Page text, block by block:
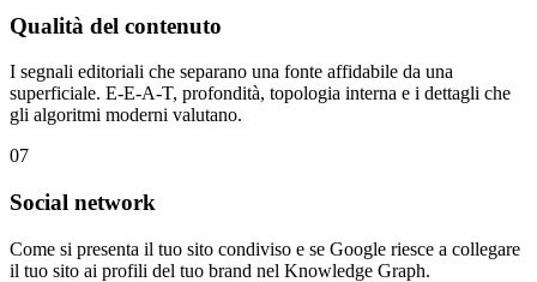
Qualità del contenuto
I segnali editoriali che separano una fonte affidabile da una
superficiale. E-E-A-T, profondità, topologia interna e i dettagli che
gli algoritmi moderni valutano.
07
Social network
Come si presenta il tuo sito condiviso e se Google riesce a collegare
il tuo sito ai profili del tuo brand nel Knowledge Graph.